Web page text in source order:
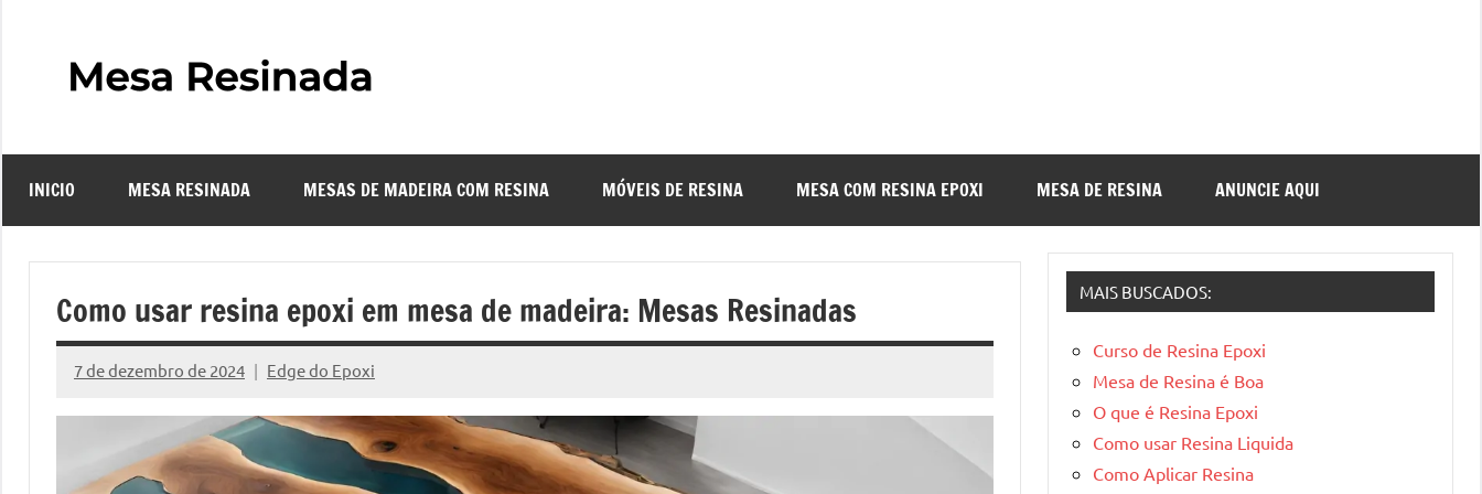
Resinada
–
Como
Fazer
uma
Mesa
resinadas,
a
elegância
se
encontra
INICIO MESA RESINADA MESAS DE MADEIRA COM RESINA MÓVEIS DE RESINA MESA COM RESINA EPOXI MESA DE RESINA ANUNCIE AQUI
Como usar resina epoxi em mesa de madeira: Mesas Resinadas
7 de dezembro de 2024 Edge do Epoxi
Nenhum
Comentário
MAIS BUSCADOS:
Curso de Resina Epoxi
Mesa de Resina é Boa
O que é Resina Epoxi
Como usar Resina Liquida
Como Aplicar Resina